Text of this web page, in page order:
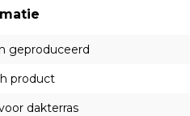
geproduceerd
product
dakterras